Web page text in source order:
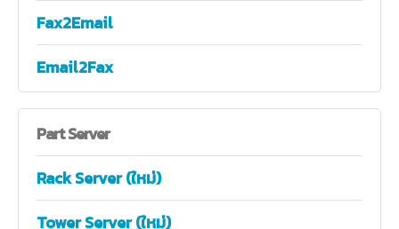
Fax2Email
Email2Fax
PartServer
Rack Server (ใหม่)
Tower Server (ใหม่)